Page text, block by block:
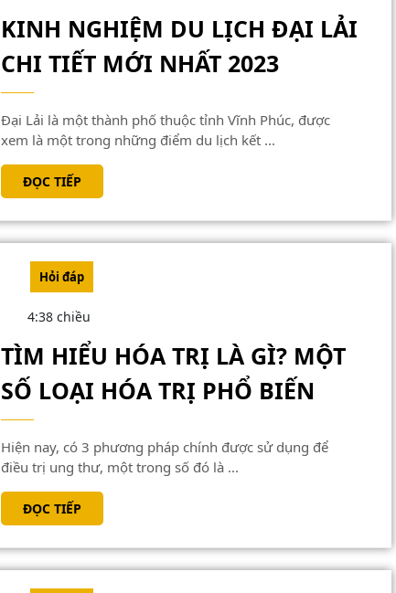
KINH NGHIỆM DU LỊCH ĐẠI LẢI
CHI TIẾT MỚI NHẤT 2023KINH
DU
CHI
TIẾT
Đại Lải là một thành phố thuộc tỉnh Vĩnh Phúc, được
xem là một trong những điểm du lịch kết ...
ĐỌC TIẾPĐỌC
TIẾP
Hỏi đáp
4:38 chiều
TÌM HIỂU HÓA TRỊ LÀ GÌ? MỘT
SỐ LOẠI HÓA TRỊ PHỔ BIẾN
HÓA
MỘT
SỐ
Hiện nay, có 3 phương pháp chính được sử dụng để
điều trị ung thư, một trong số đó là ...
ĐỌC TIẾPĐỌC
TIẾP